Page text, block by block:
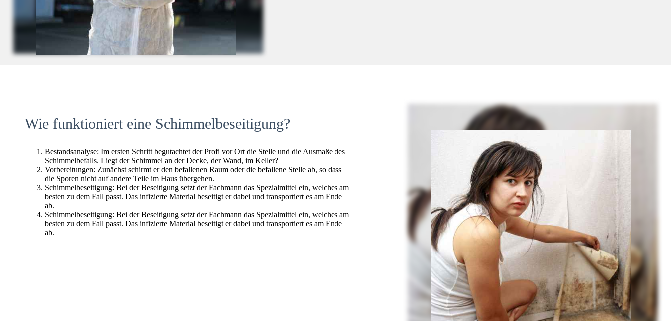
Wie funktioniert eine Schimmelbeseitigung?
Bestandsanalyse: Im ersten Schritt begutachtet der Profi vor Ort die Stelle und die Ausmaße des
Schimmelbefalls. Liegt der Schimmel an der Decke, der Wand, im Keller?
Vorbereitungen: Zunächst schirmt er den befallenen Raum oder die befallene Stelle ab, so dass
die Sporen nicht auf andere Teile im Haus übergehen.
Schimmelbeseitigung: Bei der Beseitigung setzt der Fachmann das Spezialmittel ein, welches am
besten zu dem Fall passt. Das infizierte Material beseitigt er dabei und transportiert es am Ende
ab.
Schimmelbeseitigung: Bei der Beseitigung setzt der Fachmann das Spezialmittel ein, welches am
besten zu dem Fall passt. Das infizierte Material beseitigt er dabei und transportiert es am Ende
ab.